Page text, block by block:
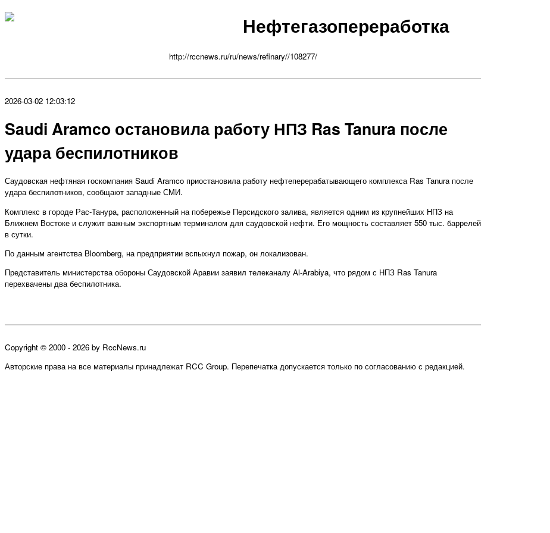
Нефтегазопереработка
http://rccnews.ru/ru/news/refinary//108277/
2026-03-02 12:03:12
Saudi Aramco остановила работу НПЗ Ras Tanura после
удара беспилотников
Саудовская нефтяная госкомпания Saudi Aramco приостановила работу нефтеперерабатывающего комплекса Ras Tanura после
удара беспилотников, сообщают западные СМИ.
Комплекс в городе Рас-Танура, расположенный на побережье Персидского залива, является одним из крупнейших НПЗ на
Ближнем Востоке и служит важным экспортным терминалом для саудовской нефти. Его мощность составляет 550 тыс. баррелей
в сутки.
По данным агентства Bloomberg, на предприятии вспыхнул пожар, он локализован.
Представитель министерства обороны Саудовской Аравии заявил телеканалу Al-Arabiya, что рядом с НПЗ Ras Tanura
перехвачены два беспилотника.
Copyright © 2000 - 2026 by RccNews.ru
Авторские права на все материалы принадлежат RCC Group. Перепечатка допускается только по согласованию с редакцией.